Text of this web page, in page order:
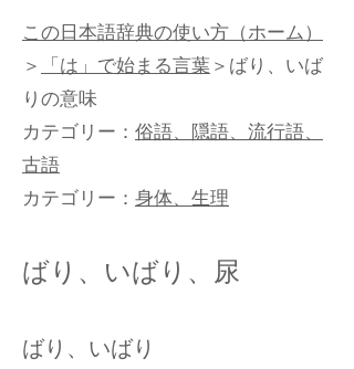
この日本語辞典の使い方（ホーム）
＞「は」で始まる言葉＞ばり、いば
りの意味
カテゴリー： 俗語、隠語、流行語、
古語
カテゴリー： 身体、生理
ばり、いばり、尿
ばり、いばり